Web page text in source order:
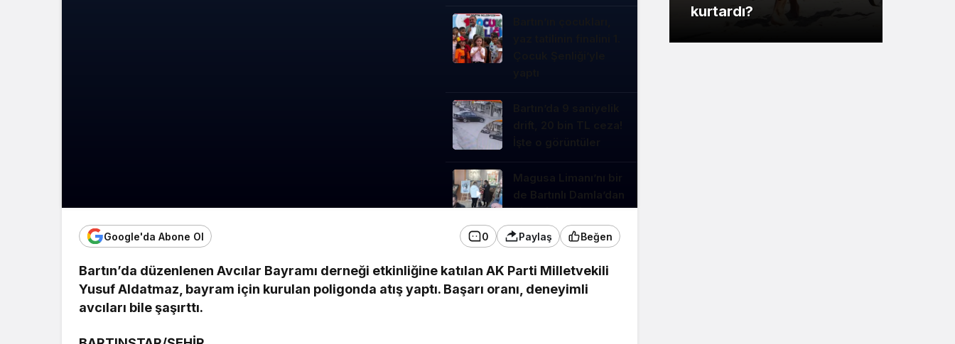
dinleyin! Harika
performans
Yağmur 60 saat sonra
durdu, sular 8 metre
yükseldi!
Google'da Abone Ol 0 Paylaş Beğen
Bartın’da düzenlenen Avcılar Bayramı derneği etkinliğine katılan AK Parti Milletvekili
Yusuf Aldatmaz, bayram için kurulan poligonda atış yaptı. Başarı oranı, deneyimli
avcıları bile şaşırttı.
Kurtarılamadı
kurtardı?